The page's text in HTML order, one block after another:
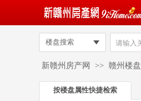
楼盘搜索
新赣州房产网 >> 赣州楼盘
按楼盘属性快捷检索